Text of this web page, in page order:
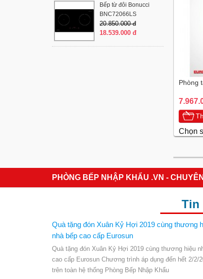
Phòng
Chọn
Bếp từ đôi Bonucci
BNC72066LS
20.850.000 đ
18.539.000 đ
PHÒNG BẾP NHẬP KHẨU .VN -
Tin
Quà tặng đón Xuân Kỷ Hợi 2019 cùng thương
nhà bếp cao cấp Eurosun
Quà tặng đón Xuân Kỷ Hợi 2019 cùng thương hiệu
cao cấp Eurosun Chương trình áp dụng đến hết 2/2/
trên toàn hệ thống Phòng Bếp Nhập Khẩu